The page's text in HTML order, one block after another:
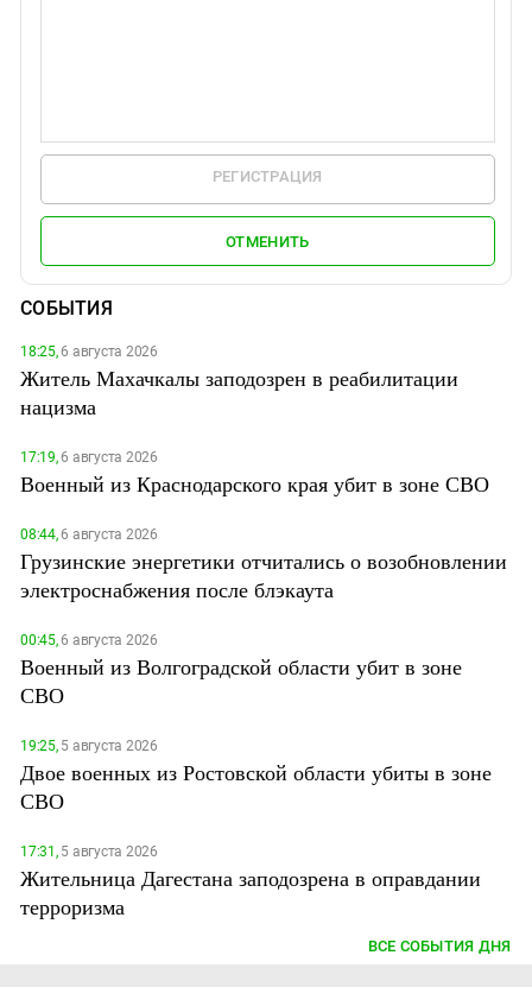
РЕГИСТРАЦИЯ
ОТМЕНИТЬ
СОБЫТИЯ
18:25,6 августа 2026
Житель Махачкалы заподозрен в реабилитации
нацизма
17:19,6 августа 2026
Военный из Краснодарского края убит в зоне СВО
08:44,6 августа 2026
Грузинские энергетики отчитались о возобновлении
электроснабжения после блэкаута
00:45,6 августа 2026
Военный из Волгоградской области убит в зоне
СВО
19:25,5 августа 2026
Двое военных из Ростовской области убиты в зоне
СВО
17:31,5 августа 2026
Жительница Дагестана заподозрена в оправдании
терроризма
ВСЕ СОБЫТИЯ ДНЯ